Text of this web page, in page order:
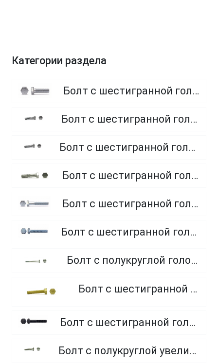
Категории раздела
Болт с шестигранной головкой, полная резьба, класс прочности 8.8
Болт с шестигранной головкой, полная резьба, класс прочности 4.8 и 5.8
Болт с шестигранной головкой, полная резьба, из нержавеющей стали A2 и A4
Болт с шестигранной головкой, неполная резьба, класс прочности 5.8
Болт с шестигранной головкой, неполная резьба, класс прочности 8.8
Болт с шестигранной головкой, полная резьба, класс прочности 10.9 и 12.9
Болт с полукруглой головкой и квадратным подголовником
Болт с шестигранной головкой, из латуни
Болт с шестигранной головкой, неполная резьба, класс прочности 10.9 и 12.9
Болт с полукруглой увеличенной головкой и усом класса точности C (мебельный)